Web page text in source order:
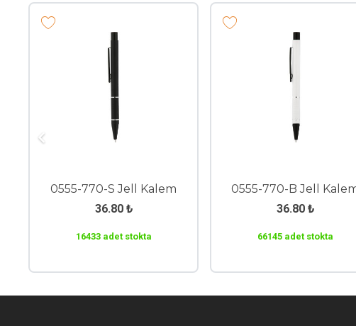
0555-770-S Jell Kalem
36.80 ₺
16433 adet stokta
0555-770-B Jell
36.80 ₺
66145 adet stokta